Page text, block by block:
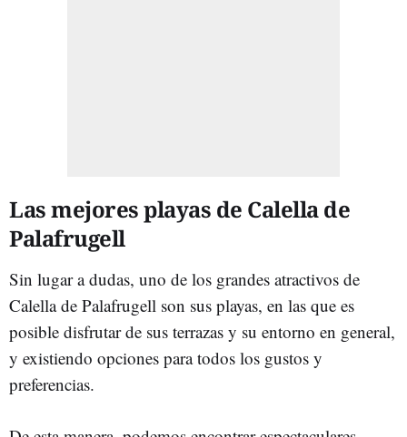
Las mejores playas de Calella de
Palafrugell
Sin lugar a dudas, uno de los grandes atractivos de
Calella de Palafrugell son sus playas, en las que es
posible disfrutar de sus terrazas y su entorno en general,
y existiendo opciones para todos los gustos y
preferencias.